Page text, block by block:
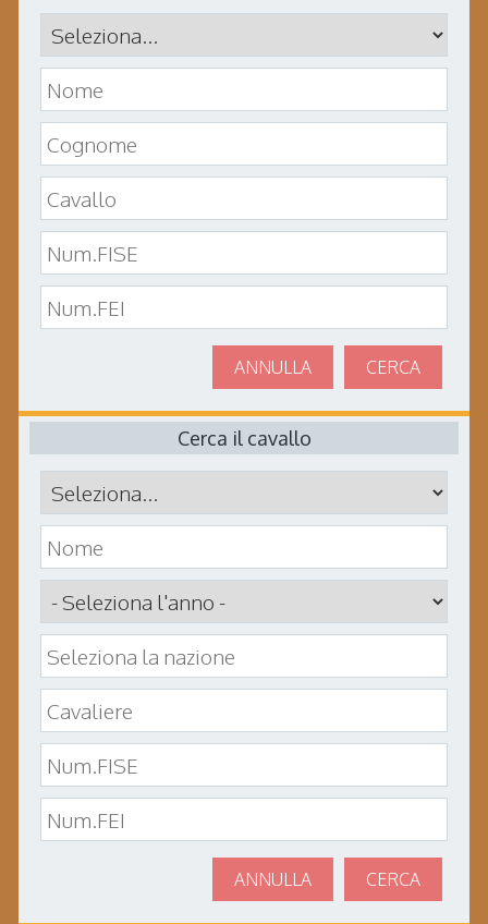
CERCA
ANNULLA
Cerca il cavallo
CERCA
ANNULLA